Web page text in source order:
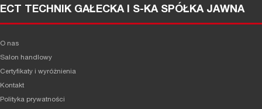
ECT TECHNIK GAŁECKA I S-KA SPÓŁKA JAWNA
O nas
Salon handlowy
Certyfikaty i wyróżnienia
Kontakt
Polityka prywatności